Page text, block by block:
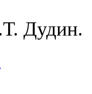
Дудин.